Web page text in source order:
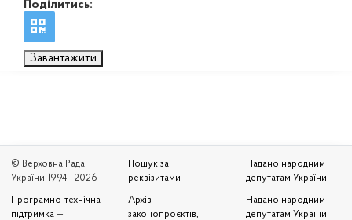
Поділитись:
Завантажити
© Верховна Рада
України 1994—2026
Програмно-технічна
підтримка —
Пошук за
реквізитами
Архів
законопроєктів,
Надано народним
депутатам України
Надано народним
депутатам України